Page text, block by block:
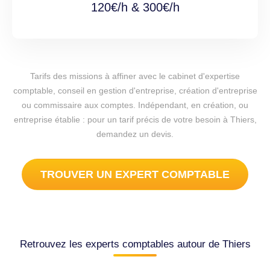
120€/h & 300€/h
Tarifs des missions à affiner avec le cabinet d'expertise
comptable, conseil en gestion d'entreprise, création d'entreprise
ou commissaire aux comptes. Indépendant, en création, ou
entreprise établie : pour un tarif précis de votre besoin à Thiers,
demandez un devis.
TROUVER UN EXPERT COMPTABLE
Retrouvez les experts comptables autour de Thiers